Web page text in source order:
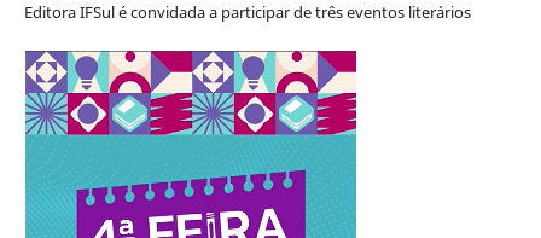
Editora IFSul é convidada a participar de três eventos literários